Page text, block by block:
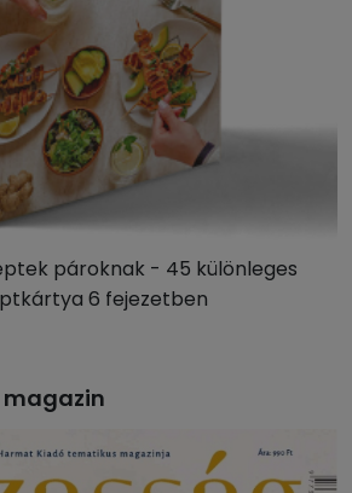
pároknak - 45 különleges
6 fejezetben
magazin